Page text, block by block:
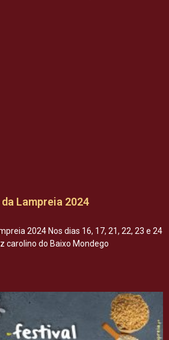
Lampreia 2024
2024 Nos dias 16, 17, 21, 22, 23 e 24
carolino do Baixo Mondego